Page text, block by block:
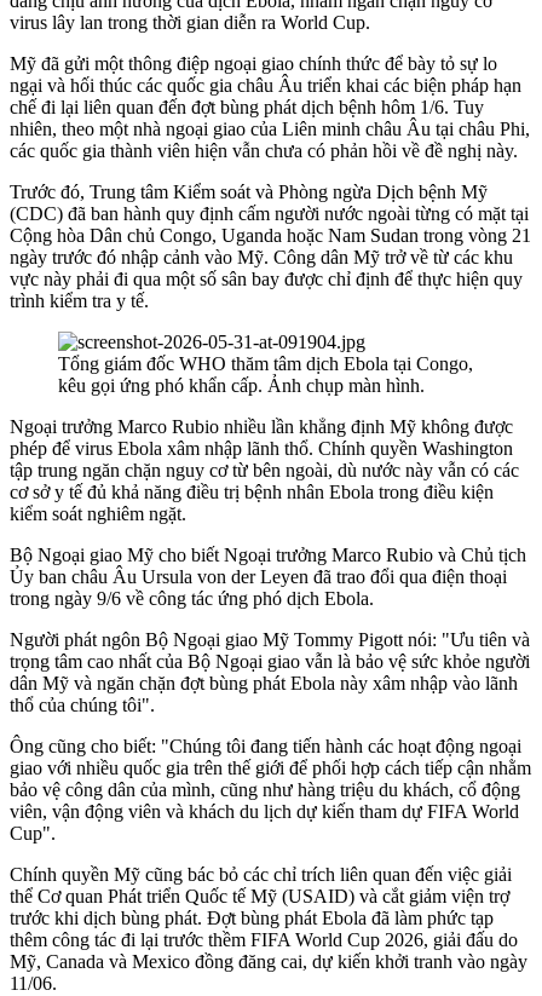
virus lây lan trong thời gian diễn ra World Cup.
Mỹ đã gửi một thông điệp ngoại giao chính thức để bày tỏ sự lo
ngại và hối thúc các quốc gia châu Âu triển khai các biện pháp hạn
chế đi lại liên quan đến đợt bùng phát dịch bệnh hôm 1/6. Tuy
nhiên, theo một nhà ngoại giao của Liên minh châu Âu tại châu Phi,
các quốc gia thành viên hiện vẫn chưa có phản hồi về đề nghị này.
Trước đó, Trung tâm Kiểm soát và Phòng ngừa Dịch bệnh Mỹ
(CDC) đã ban hành quy định cấm người nước ngoài từng có mặt tại
Cộng hòa Dân chủ Congo, Uganda hoặc Nam Sudan trong vòng 21
ngày trước đó nhập cảnh vào Mỹ. Công dân Mỹ trở về từ các khu
vực này phải đi qua một số sân bay được chỉ định để thực hiện quy
trình kiểm tra y tế.
Tổng giám đốc WHO thăm tâm dịch Ebola tại Congo,
kêu gọi ứng phó khẩn cấp. Ảnh chụp màn hình.
Ngoại trưởng Marco Rubio nhiều lần khẳng định Mỹ không được
phép để virus Ebola xâm nhập lãnh thổ. Chính quyền Washington
tập trung ngăn chặn nguy cơ từ bên ngoài, dù nước này vẫn có các
cơ sở y tế đủ khả năng điều trị bệnh nhân Ebola trong điều kiện
kiểm soát nghiêm ngặt.
Bộ Ngoại giao Mỹ cho biết Ngoại trưởng Marco Rubio và Chủ tịch
Ủy ban châu Âu Ursula von der Leyen đã trao đổi qua điện thoại
trong ngày 9/6 về công tác ứng phó dịch Ebola.
Người phát ngôn Bộ Ngoại giao Mỹ Tommy Pigott nói: "Ưu tiên và
trọng tâm cao nhất của Bộ Ngoại giao vẫn là bảo vệ sức khỏe người
dân Mỹ và ngăn chặn đợt bùng phát Ebola này xâm nhập vào lãnh
thổ của chúng tôi".
Ông cũng cho biết: "Chúng tôi đang tiến hành các hoạt động ngoại
giao với nhiều quốc gia trên thế giới để phối hợp cách tiếp cận nhằm
bảo vệ công dân của mình, cũng như hàng triệu du khách, cổ động
viên, vận động viên và khách du lịch dự kiến tham dự FIFA World
Cup".
Chính quyền Mỹ cũng bác bỏ các chỉ trích liên quan đến việc giải
thể Cơ quan Phát triển Quốc tế Mỹ (USAID) và cắt giảm viện trợ
trước khi dịch bùng phát. Đợt bùng phát Ebola đã làm phức tạp
thêm công tác đi lại trước thềm FIFA World Cup 2026, giải đấu do
Mỹ, Canada và Mexico đồng đăng cai, dự kiến khởi tranh vào ngày
11/06.